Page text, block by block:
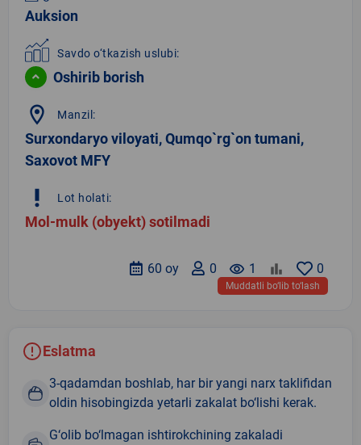
Auksion
Savdo o‘tkazish uslubi:
Oshirib borish
location_on Manzil:
Surxondaryo viloyati, Qumqo`rg`on tumani,
Saxovot MFY
priority_high Lot holati:
Mol-mulk (obyekt) sotilmadi
0
remove_red_eye 1
0
60 oy
Muddatli bo‘lib to‘lash
Eslatma
3-qadamdan boshlab, har bir yangi narx taklifidan
oldin hisobingizda yetarli zakalat bo‘lishi kerak.
G‘olib bo‘lmagan ishtirokchining zakaladi